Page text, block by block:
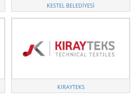
KESTEL BELEDIYESI
KIRAYTEKS